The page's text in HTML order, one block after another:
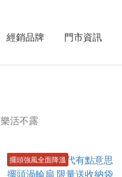
經銷品牌 門市資訊
樂活不露
擺頭強風全面降溫